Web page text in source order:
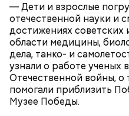
— Дети и взрослые
отечественной науки и
достижениях советских
области медицины,
дела, танко- и
узнали о работе ученых
Отечественной войны, о
помогали приблизить
Музее Победы.
Фото: Shutterstock